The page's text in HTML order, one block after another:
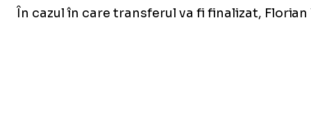
În cazul în care transferul va fi finalizat,